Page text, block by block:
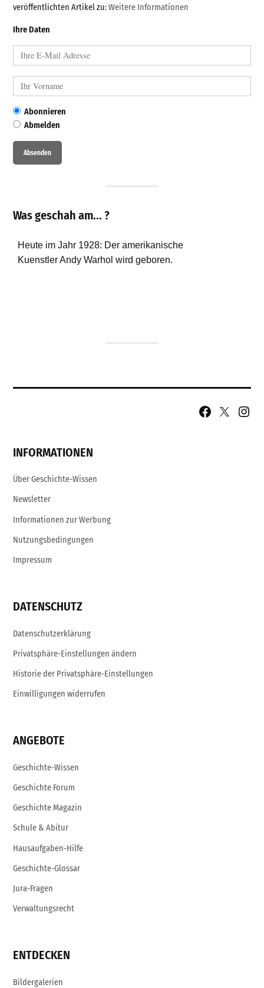
veröffentlichten Artikel zu:Weitere Informationen
Ihre Daten
Abonnieren
Abmelden
Was geschah am... ?
Facebook
X
INFORMATIONEN
Über Geschichte-Wissen
Newsletter
Informationen zur Werbung
Nutzungsbedingungen
Impressum
DATENSCHUTZ
Datenschutzerklärung
Privatsphäre-Einstellungen ändern
Historie der Privatsphäre-Einstellungen
Einwilligungen widerrufen
ANGEBOTE
Geschichte-Wissen
Geschichte Forum
Geschichte Magazin
Schule & Abitur
Hausaufgaben-Hilfe
Geschichte-Glossar
Jura-Fragen
Verwaltungsrecht
ENTDECKEN
Bildergalerien